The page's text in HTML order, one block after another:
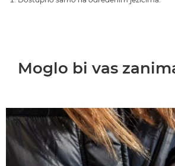
Moglo bi vas